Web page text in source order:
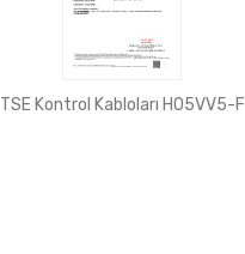
TSE Kontrol Kabloları H05VV5-F